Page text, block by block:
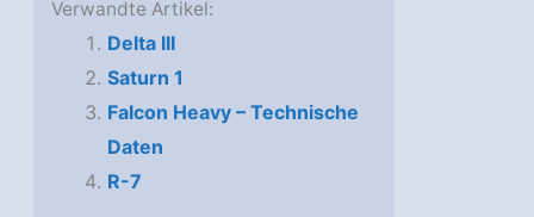
Verwandte Artikel:
Delta III
Saturn 1
Falcon Heavy – Technische
Daten
R-7